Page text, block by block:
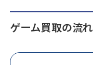
ゲーム買取の流れ